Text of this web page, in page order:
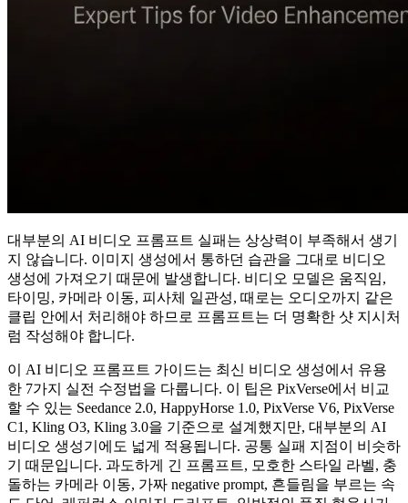
대부분의 AI 비디오 프롬프트 실패는 상상력이 부족해서 생기
지 않습니다. 이미지 생성에서 통하던 습관을 그대로 비디오
생성에 가져오기 때문에 발생합니다. 비디오 모델은 움직임,
타이밍, 카메라 이동, 피사체 일관성, 때로는 오디오까지 같은
클립 안에서 처리해야 하므로 프롬프트는 더 명확한 샷 지시처
럼 작성해야 합니다.
이 AI 비디오 프롬프트 가이드는 최신 비디오 생성에서 유용
한 7가지 실전 수정법을 다룹니다. 이 팁은 PixVerse에서 비교
할 수 있는 Seedance 2.0, HappyHorse 1.0, PixVerse V6, PixVerse
C1, Kling O3, Kling 3.0을 기준으로 설계했지만, 대부분의 AI
비디오 생성기에도 넓게 적용됩니다. 공통 실패 지점이 비슷하
기 때문입니다. 과도하게 긴 프롬프트, 모호한 스타일 라벨, 충
돌하는 카메라 이동, 가짜 negative prompt, 흔들림을 부르는 속